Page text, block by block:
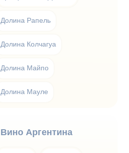
Долина Рапель
Долина Колчагуа
Долина Майпо
Долина Мауле
Вино Аргентина